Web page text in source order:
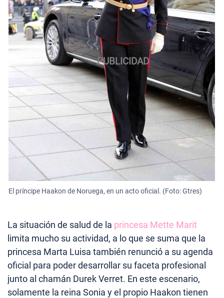
El príncipe Haakon de Noruega, en un acto oficial. (Foto: Gtres)
La situación de salud de la princesa Mette Marit
limita mucho su actividad, a lo que se suma que la
princesa Marta Luisa también renunció a su agenda
oficial para poder desarrollar su faceta profesional
junto al chamán Durek Verret. En este escenario,
solamente la reina Sonia y el propio Haakon tienen